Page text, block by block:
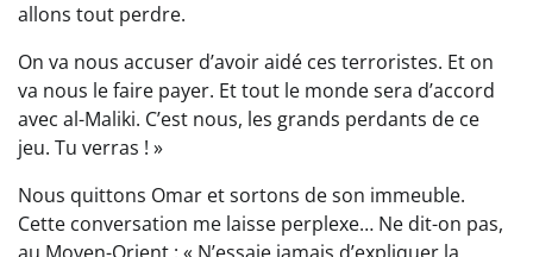
allons tout perdre.
On va nous accuser d’avoir aidé ces terroristes. Et on
va nous le faire payer. Et tout le monde sera d’accord
avec al-Maliki. C’est nous, les grands perdants de ce
jeu. Tu verras ! »
Nous quittons Omar et sortons de son immeuble.
Cette conversation me laisse perplexe… Ne dit-on pas,